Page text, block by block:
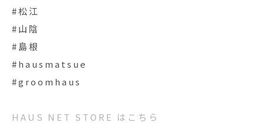
#松江
#山陰
#島根
#hausmatsue
#groomhaus
HAUS NET STORE はこちら